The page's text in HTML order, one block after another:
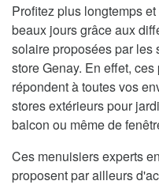
Profitez plus longtemps
beaux jours grâce aux
solaire proposées par les
store Genay. En effet,
répondent à toutes vos
stores extérieurs pour
balcon ou même de
Ces menuisiers experts
proposent par ailleurs